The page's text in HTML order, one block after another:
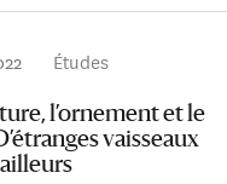
Études
l’ornement et le
vaisseaux